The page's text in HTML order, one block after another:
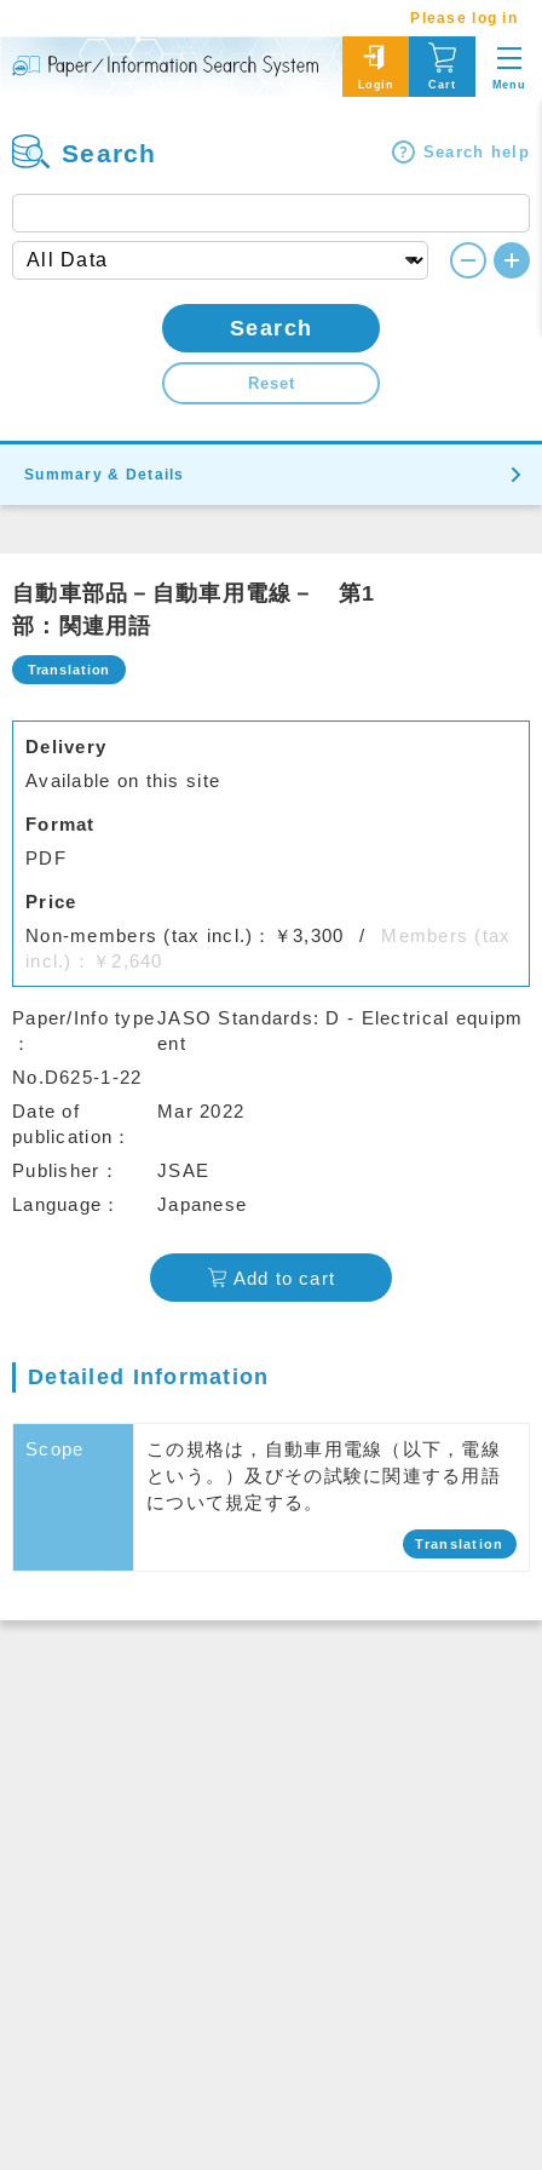
Please log in
Login Cart Menu
Search Search help
Search
Reset
Summary & Details
自動車部品－自動車用電線－ 第1
部：関連用語
Delivery
Available on this site
Format
PDF
Price
Non-members (tax incl.)：￥3,300
Members (tax
incl.)：￥2,640
Paper/Info typeJASO Standards: D - Electrical equipm
ent
No.D625-1-22
Date of
publication
Mar 2022
Publisher
JSAE
Language
Japanese
Add to cart
Detailed Information
Scope
この規格は，自動車用電線（以下，電線
という。）及びその試験に関連する用語
について規定する。
Translation